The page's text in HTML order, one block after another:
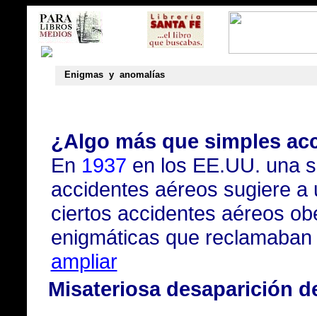
Enigmas y anomalías
¿Algo más que simples
En 1937 en los EE.UU. una
accidentes aéreos sugiere a
ciertos accidentes aéreos
enigmáticas que
ampliar
Misateriosa desaparición